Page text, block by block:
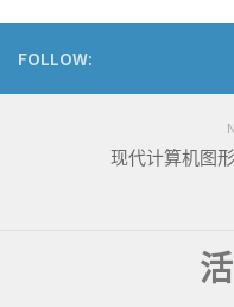
FOLLOW:
现代计算机图